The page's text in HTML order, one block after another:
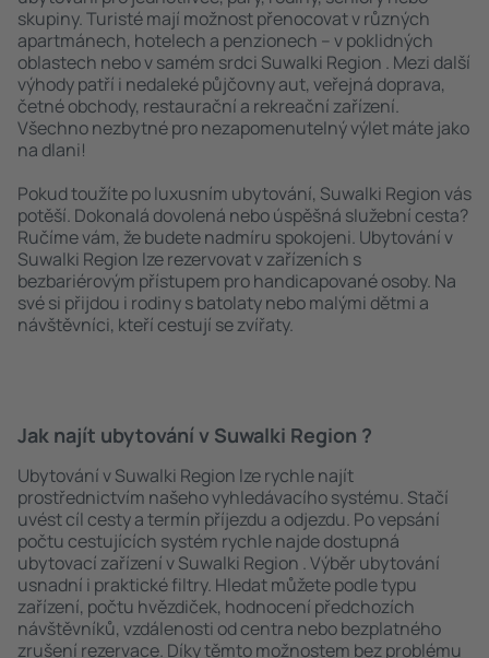
skupiny. Turisté mají možnost přenocovat v různých
apartmánech, hotelech a penzionech – v poklidných
oblastech nebo v samém srdci Suwalki Region . Mezi další
výhody patří i nedaleké půjčovny aut, veřejná doprava,
četné obchody, restaurační a rekreační zařízení.
Všechno nezbytné pro nezapomenutelný výlet máte jako
na dlani!
Pokud toužíte po luxusním ubytování, Suwalki Region vás
potěší. Dokonalá dovolená nebo úspěšná služební cesta?
Ručíme vám, že budete nadmíru spokojeni. Ubytování v
Suwalki Region lze rezervovat v zařízeních s
bezbariérovým přístupem pro handicapované osoby. Na
své si přijdou i rodiny s batolaty nebo malými dětmi a
návštěvníci, kteří cestují se zvířaty.
Jak najít ubytování v Suwalki Region ?
Ubytování v Suwalki Region lze rychle najít
prostřednictvím našeho vyhledávacího systému. Stačí
uvést cíl cesty a termín příjezdu a odjezdu. Po vepsání
počtu cestujících systém rychle najde dostupná
ubytovací zařízení v Suwalki Region . Výběr ubytování
usnadní i praktické filtry. Hledat můžete podle typu
zařízení, počtu hvězdiček, hodnocení předchozích
návštěvníků, vzdálenosti od centra nebo bezplatného
zrušení rezervace. Díky těmto možnostem bez problému